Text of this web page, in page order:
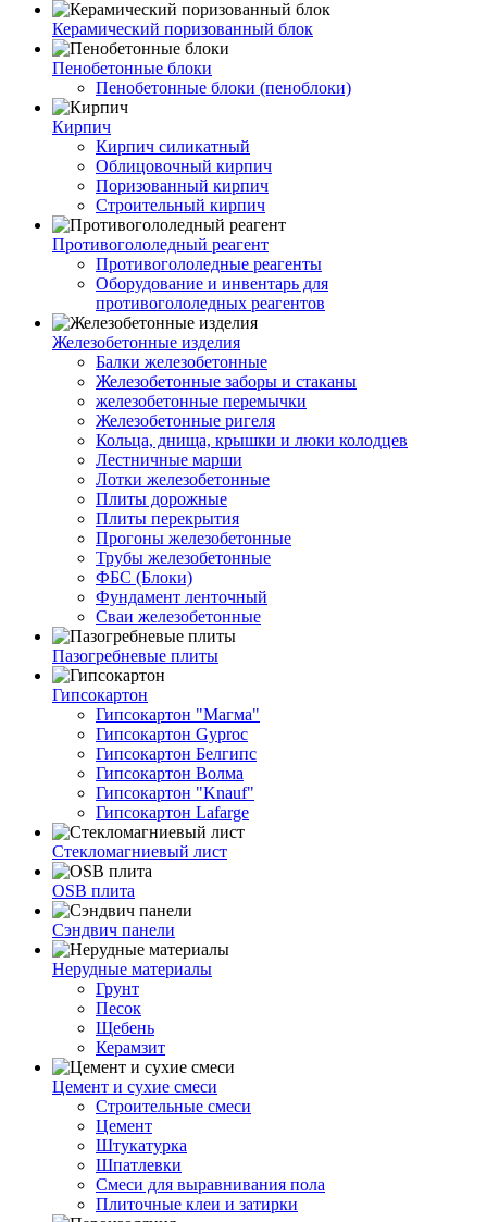
Керамический поризованный блок
Пенобетонные блоки
Пенобетонные блоки (пеноблоки)
Кирпич
Кирпич силикатный
Облицовочный кирпич
Поризованный кирпич
Строительный кирпич
Противогололедный реагент
Противогололедные реагенты
Оборудование и инвентарь для
противогололедных реагентов
Железобетонные изделия
Балки железобетонные
Железобетонные заборы и стаканы
железобетонные перемычки
Железобетонные ригеля
Кольца, днища, крышки и люки колодцев
Лестничные марши
Лотки железобетонные
Плиты дорожные
Плиты перекрытия
Прогоны железобетонные
Трубы железобетонные
ФБС (Блоки)
Фундамент ленточный
Сваи железобетонные
Пазогребневые плиты
Гипсокартон
Гипсокартон "Магма"
Гипсокартон Gyproc
Гипсокартон Белгипс
Гипсокартон Волма
Гипсокартон "Knauf"
Гипсокартон Lafarge
Стекломагниевый лист
OSB плита
Сэндвич панели
Нерудные материалы
Грунт
Песок
Щебень
Керамзит
Цемент и сухие смеси
Строительные смеси
Цемент
Штукатурка
Шпатлевки
Смеси для выравнивания пола
Плиточные клеи и затирки